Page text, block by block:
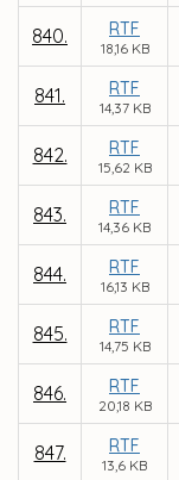
840. RTF
18,16 KB
841. RTF
14,37 KB
842. RTF
15,62 KB
843. RTF
14,36 KB
844. RTF
16,13 KB
845. RTF
14,75 KB
846. RTF
20,18 KB
847. RTF
13,6 KB